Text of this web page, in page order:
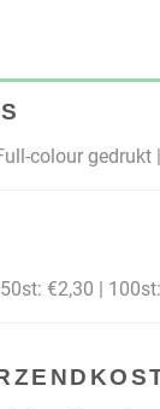
colour
€2,30 |